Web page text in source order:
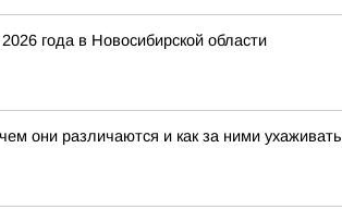
года в Новосибирской области
они различаются и как за ними ухаживать